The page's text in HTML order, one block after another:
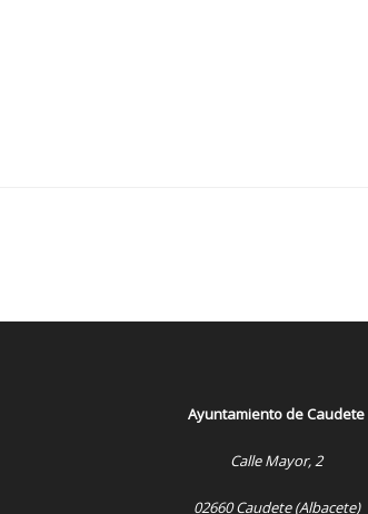
Ayuntamiento de Caudete
Calle Mayor, 2
02660 Caudete (Albacete)